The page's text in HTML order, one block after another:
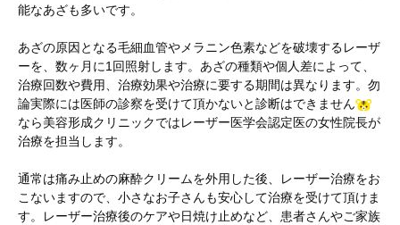
能なあざも多いです。
あざの原因となる毛細血管やメラニン色素などを破壊するレーザ
ーを、数ヶ月に1回照射します。あざの種類や個人差によって、
治療回数や費用、治療効果や治療に要する期間は異なります。勿
論実際には医師の診察を受けて頂かないと診断はできません
なら美容形成クリニックではレーザー医学会認定医の女性院長が
治療を担当します。
通常は痛み止めの麻酔クリームを外用した後、レーザー治療をお
こないますので、小さなお子さんも安心して治療を受けて頂けま
す。レーザー治療後のケアや日焼け止めなど、患者さんやご家族